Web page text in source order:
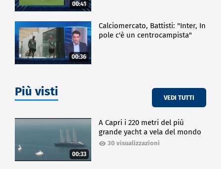
00:41
00:36
Calciomercato, Battisti: "Inter, In
pole c'è un centrocampista"
Più visti VEDI TUTTI
00:33
A Capri i 220 metri del più
grande yacht a vela del mondo
30 visualizzazioni